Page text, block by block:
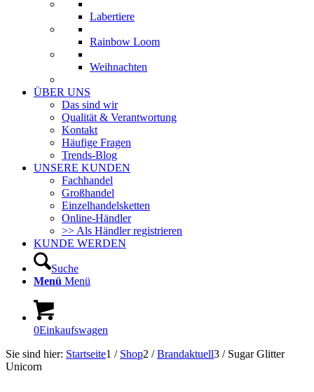
Labertiere
Rainbow Loom
Weihnachten
ÜBER UNS
Das sind wir
Qualität & Verantwortung
Kontakt
Häufige Fragen
Trends-Blog
UNSERE KUNDEN
Fachhandel
Großhandel
Einzelhandelsketten
Online-Händler
>> Als Händler registrieren
KUNDE WERDEN
Suche
Menü Menü
0Einkaufswagen
Sie sind hier: Startseite1 / Shop2 / Brandaktuell3 / Sugar Glitter
Unicorn